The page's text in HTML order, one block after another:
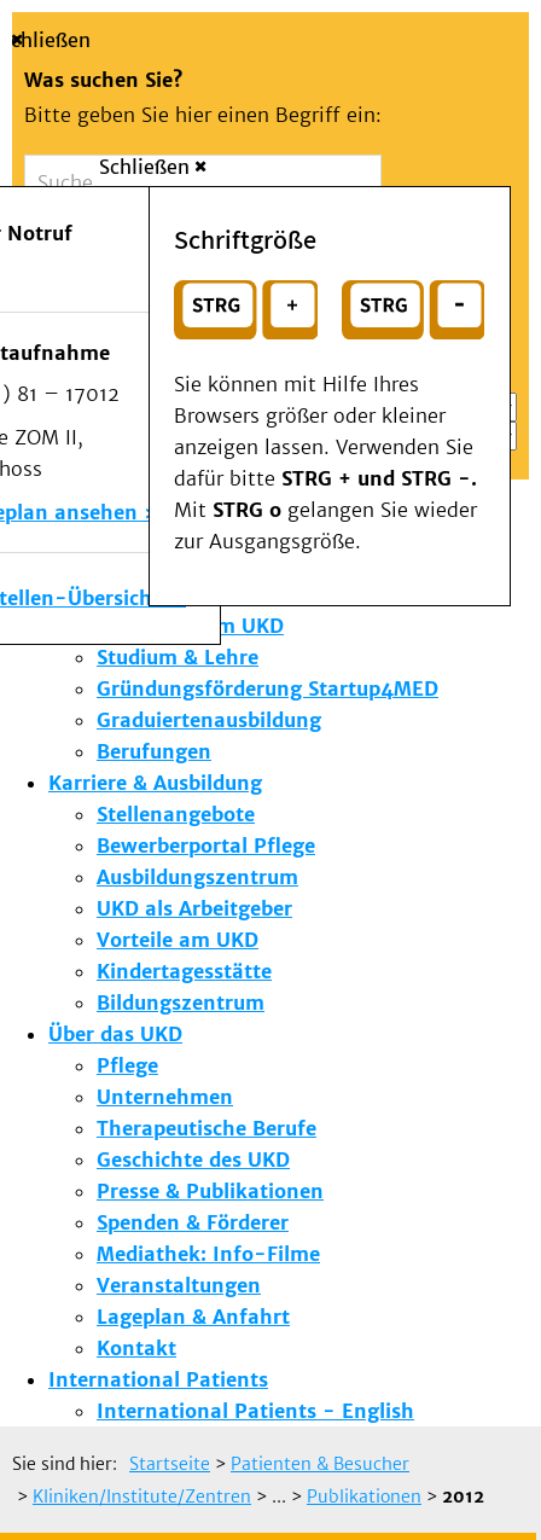
Suche
Schließen
Was suchen Sie?
Bitte geben Sie hier einen Begriff ein:
Suchen
oder
Wählen Sie ein Thema für Ihren Schnelleinstieg
Notfall
Schließen
Notruf
81 – 17012
ZOM II,
ansehen
Übersicht
Schriftgröße
Sie können mit Hilfe Ihres
Browsers größer oder kleiner
anzeigen lassen. Verwenden Sie
dafür bitte STRG + und STRG -.
Mit STRG o gelangen Sie wieder
zur Ausgangsgröße.
Menü
Patienten & Besucher
Kliniken/Institute/Zentren
Als Patient am UKD
Beratung und Unterstützung
Veranstaltungen
Kommunikation im Medizinwesen (KIM)
Notfall
Forschung & Lehre
Die Institute des UKD
Forschung am UKD
Studium & Lehre
Gründungsförderung Startup4MED
Graduiertenausbildung
Berufungen
Karriere & Ausbildung
Stellenangebote
Bewerberportal Pflege
Ausbildungszentrum
UKD als Arbeitgeber
Vorteile am UKD
Kindertagesstätte
Bildungszentrum
Über das UKD
Pflege
Unternehmen
Therapeutische Berufe
Geschichte des UKD
Presse & Publikationen
Spenden & Förderer
Mediathek: Info-Filme
Veranstaltungen
Lageplan & Anfahrt
Kontakt
International Patients
International Patients - English
Sie sind hier: Startseite > Patienten & Besucher
> Kliniken/Institute/Zentren > ... > Publikationen > 2012